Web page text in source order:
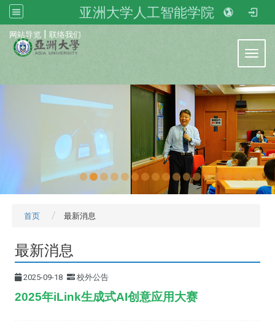
亚洲大学人工智能学院
网站导览 | 联络我们
首页 最新消息
最新消息
2025-09-18 校外公告
2025年iLink生成式AI创意应用大赛